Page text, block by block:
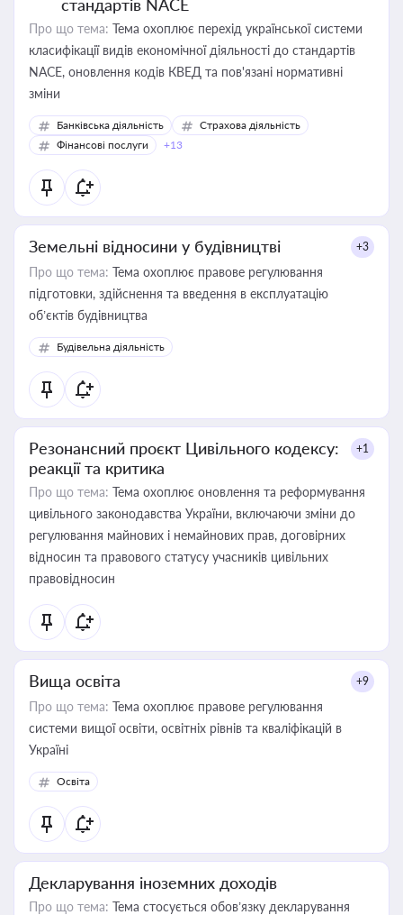
стандартів NACE
Про що тема: Тема охоплює перехід української системи
класифікації видів економічної діяльності до стандартів
NACE, оновлення кодів КВЕД та пов'язані нормативні
зміни
Банківська діяльність
Страхова діяльність
Фінансові послуги
+13
Земельні відносини у будівництві +3
Про що тема: Тема охоплює правове регулювання
підготовки, здійснення та введення в експлуатацію
об’єктів будівництва
Будівельна діяльність
Резонансний проєкт Цивільного кодексу:
реакції та критика
+1
Про що тема: Тема охоплює оновлення та реформування
цивільного законодавства України, включаючи зміни до
регулювання майнових і немайнових прав, договірних
відносин та правового статусу учасників цивільних
правовідносин
Вища освіта +9
Про що тема: Тема охоплює правове регулювання
системи вищої освіти, освітніх рівнів та кваліфікацій в
Україні
Освіта
Декларування іноземних доходів
Про що тема: Тема стосується обов’язку декларування